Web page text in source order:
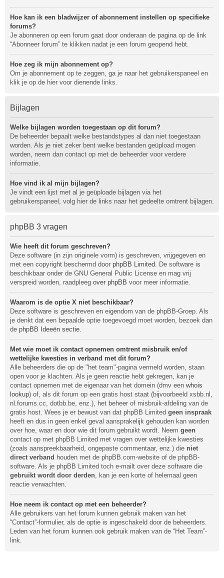
Hoe kan ik een bladwijzer of abonnement instellen op specifieke
forums?
Je abonneren op een forum gaat door onderaan de pagina op de link
“Abonneer forum” te klikken nadat je een forum geopend hebt.
Hoe zeg ik mijn abonnement op?
Om je abonnement op te zeggen, ga je naar het gebruikerspaneel en
klik je op de hier voor dienende links.
Bijlagen
Welke bijlagen worden toegestaan op dit forum?
De beheerder bepaalt welke bestandstypes al dan niet toegestaan
worden. Als je niet zeker bent welke bestanden geüpload mogen
worden, neem dan contact op met de beheerder voor verdere
informatie.
Hoe vind ik al mijn bijlagen?
Je vindt een lijst met al je geüploade bijlagen via het
gebruikerspaneel, volg hier de links naar het gedeelte omtrent bijlagen.
phpBB 3 vragen
Wie heeft dit forum geschreven?
Deze software (in zijn originele vorm) is geschreven, vrijgegeven en
met een copyright beschermd door phpBB Limited. De software is
beschikbaar onder de GNU General Public License en mag vrij
verspreid worden, raadpleeg over phpBB voor meer informatie.
Waarom is de optie X niet beschikbaar?
Deze software is geschreven en eigendom van de phpBB-Groep. Als
je denkt dat een bepaalde optie toegevoegd moet worden, bezoek dan
de phpBB Ideeën sectie.
Met wie moet ik contact opnemen omtrent misbruik en/of
wettelijke kwesties in verband met dit forum?
Alle beheerders die op de "het team"-pagina vermeld worden, staan
open voor je klachten. Als je geen reactie hebt gekregen, kan je
contact opnemen met de eigenaar van het domein (dmv een whois
lookup) of, als dit forum op een gratis host staat (bijvoorbeeld xsbb.nl,
nl.forums.cc, dotbb.be, enz.), het beheer of misbruik-afdeling van de
gratis host. Wees je er bewust van dat phpBB Limited geen inspraak
heeft en dus in geen enkel geval aansprakelijk gehouden kan worden
over hoe, waar en door wie dit forum gebruikt wordt. Neem geen
contact op met phpBB Limited met vragen over wettelijke kwesties
(zoals aanspreekbaarheid, ongepaste commentaar, enz.) die niet
direct verband houden met de phpBB.com-website of de phpBB-
software. Als je phpBB Limited toch e-mailt over deze software die
gebruikt wordt door derden, kan je een korte of helemaal geen
reactie verwachten.
Hoe neem ik contact op met een beheerder?
Alle gebruikers van het forum kunnen gebruik maken van het
“Contact”-formulier, als de optie is ingeschakeld door de beheerders.
Leden van het forum kunnen ook gebruik maken van de “Het Team”-
link.